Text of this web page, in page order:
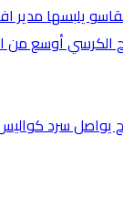
مقاسو يلبسها ​مدير
الكرسي أوسع
يواصل سرد